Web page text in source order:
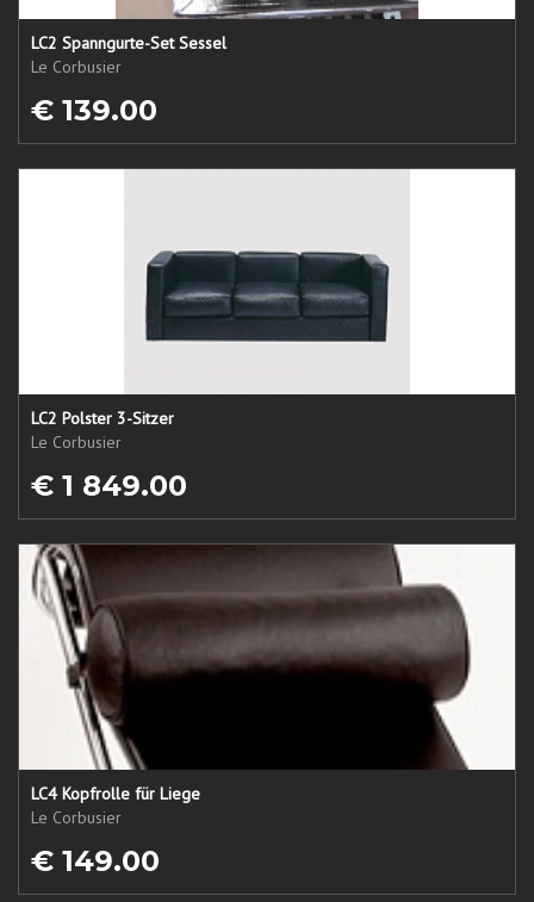
LC2 Spanngurte-Set Sessel
Le Corbusier
€ 139.00
LC2 Polster 3-Sitzer
Le Corbusier
€ 1 849.00
LC4 Kopfrolle für Liege
Le Corbusier
€ 149.00